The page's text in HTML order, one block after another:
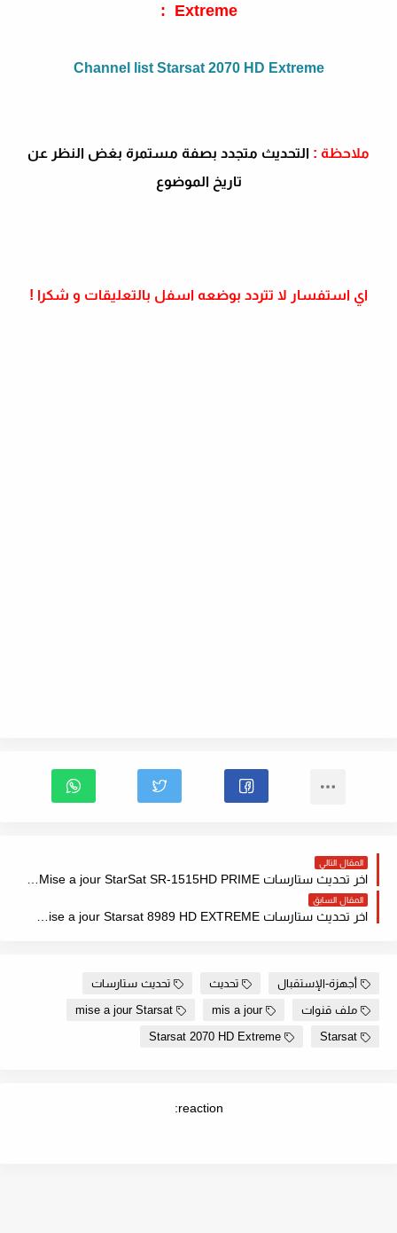
Extreme
:
Channel list Starsat 2070 HD Extreme
ملاحظة : التحديث متجدد بصفة مستمرة بغض النظر عن
تاريخ الموضوع
اي استفسار لا تتردد بوضعه اسفل بالتعليقات و شكرا !
المقال التالي
اخر تحديث ستارسات Mise a jour StarSat SR-1515HD PRIME مع ملف قنوات مرتب 2022
المقال السابق
اخر تحديث ستارسات Mise a jour Starsat 8989 HD EXTREME مع ملف قنوات مرتب 2022
أجهزة-الإستقبال تحديث
تحديث ستارسات
ملف قنوات
mis a jour
mise a jour Starsat
Starsat
Starsat 2070 HD Extreme
reaction: